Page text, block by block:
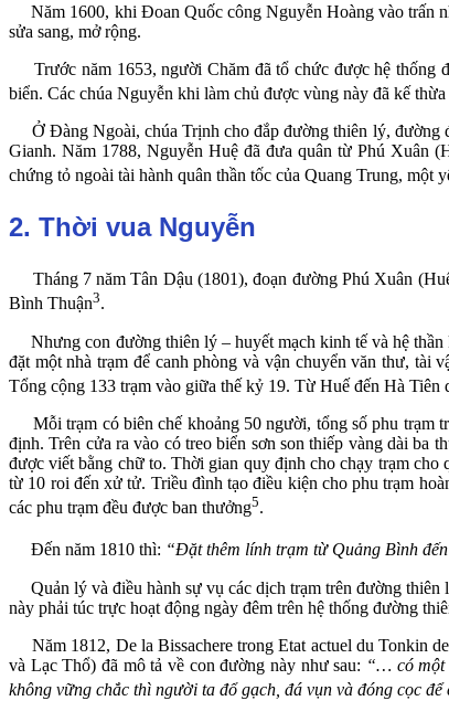
Năm 1600, khi Đoan Quốc công Nguyễn Hoàng vào trấn
sửa sang, mở rộng.
Trước năm 1653, người Chăm đã tổ chức được hệ thống
biển. Các chúa Nguyễn khi làm chủ được vùng này đã kế
Ở Đàng Ngoài, chúa Trịnh cho đắp đường thiên lý, đường
Gianh. Năm 1788, Nguyễn Huệ đã đưa quân từ Phú Xuân
chứng tỏ ngoài tài hành quân thần tốc của Quang Trung, một
2. Thời vua Nguyễn
Tháng 7 năm Tân Dậu (1801), đoạn đường Phú Xuân
Bình Thuận3.
Nhưng con đường thiên lý – huyết mạch kinh tế và hệ thần
đặt một nhà trạm để canh phòng và vận chuyển văn thư,
Tổng cộng 133 trạm vào giữa thế kỷ 19. Từ Huế đến Hà
Mỗi trạm có biên chế khoảng 50 người, tổng số phu trạm
định. Trên cửa ra vào có treo biển sơn son thiếp vàng dài ba
được viết bằng chữ to. Thời gian quy định cho chạy trạm
từ 10 roi đến xử tử. Triều đình tạo điều kiện cho phu trạm
các phu trạm đều được ban thưởng5.
Đến năm 1810 thì: “Đặt thêm lính trạm từ Quảng Bình
Quản lý và điều hành sự vụ các dịch trạm trên đường thiên
này phải túc trực hoạt động ngày đêm trên hệ thống đường
Năm 1812, De la Bissachere trong Etat actuel du Tonkin
và Lạc Thổ) đã mô tả về con đường này như sau: “… có
không vững chắc thì người ta đổ gạch, đá vụn và đóng cọc